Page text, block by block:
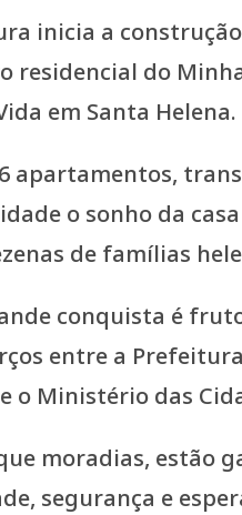
inicia a
residencial do
em Santa Helena.
apartamentos,
o sonho da
de famílias
conquista é
entre a
o Ministério das
moradias, estão
segurança e